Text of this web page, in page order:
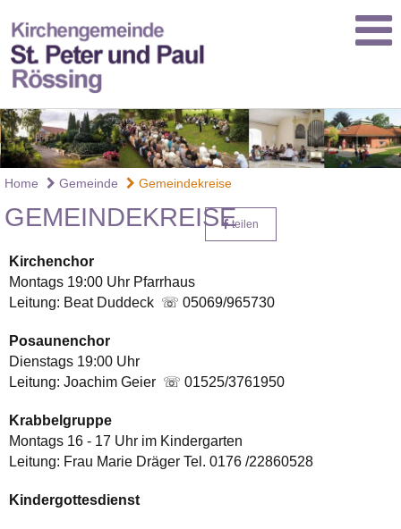
Home Gemeinde Gemeindekreise
GEMEINDEKREISEteilen
Kirchenchor
Montags 19:00 Uhr Pfarrhaus
Leitung: Beat Duddeck ☏ 05069/965730
Posaunenchor
Dienstags 19:00 Uhr
Leitung: Joachim Geier ☏ 01525/3761950
Krabbelgruppe
Montags 16 - 17 Uhr im Kindergarten
Leitung: Frau Marie Dräger Tel. 0176 /22860528
Kindergottesdienst